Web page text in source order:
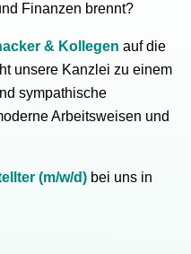
Finanzen brennt?
& Kollegen auf die
unsere Kanzlei zu einem
sympathische
Arbeitsweisen und
(m/w/d) bei uns in